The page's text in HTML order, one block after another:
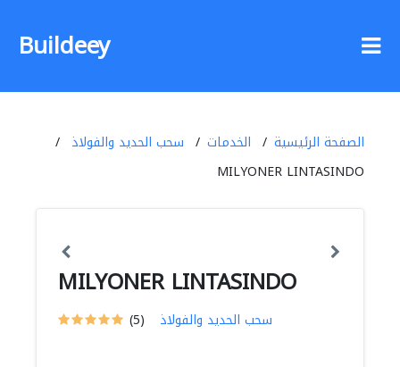
Buildeey
الصفحة الرئيسية الخدمات
سحب الحديد والفولاذ
MILYONER LINTASINDO
MILYONER LINTASINDO
(5) سحب الحديد والفولاذ